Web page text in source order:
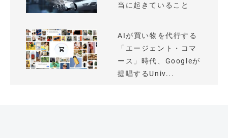
当に起きていること
AIが買い物を代行する
「エージェント・コマ
ース」時代、Googleが
提唱するUniv...